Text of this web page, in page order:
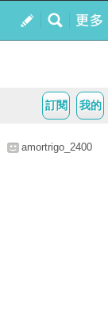
我的
訂閱
amortrigo_2400